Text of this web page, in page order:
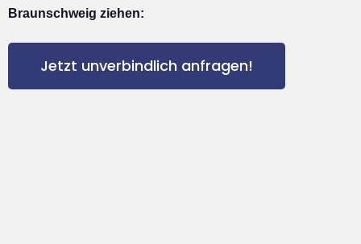
Braunschweig ziehen:
Jetzt unverbindlich anfragen!